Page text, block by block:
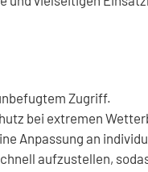
Zugriff.
bei extremen
Anpassung an
aufzustellen,